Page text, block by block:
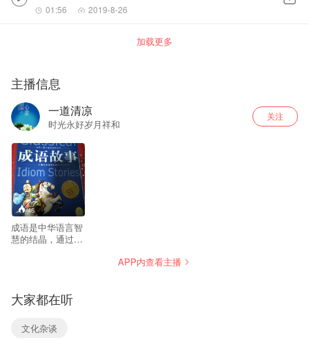
01:56 2019-8-26
加载更多
主播信息
一道清凉
时光永好岁月祥和
关注
46
成语是中华语言智
慧的结晶，通过这
应手，运用自如。
APP内查看主播
大家都在听
文化杂谈